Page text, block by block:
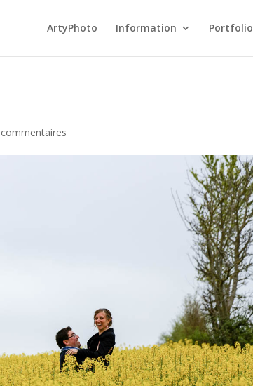
ArtyPhoto Information Portfolio